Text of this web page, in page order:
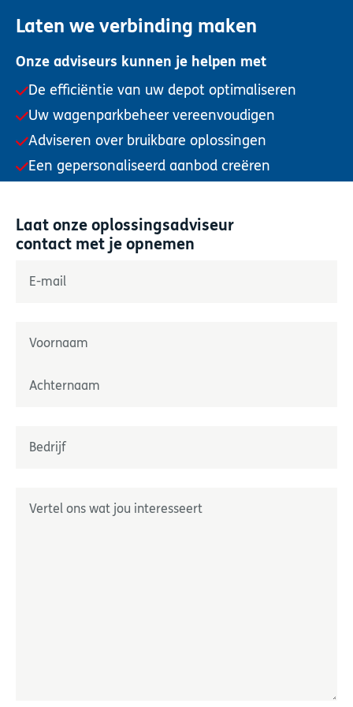
Laten we verbinding maken
Onze adviseurs kunnen je helpen met
De efficiëntie van uw depot optimaliseren
Uw wagenparkbeheer vereenvoudigen
Adviseren over bruikbare oplossingen
Een gepersonaliseerd aanbod creëren
Laat onze oplossingsadviseur
contact met je opnemen